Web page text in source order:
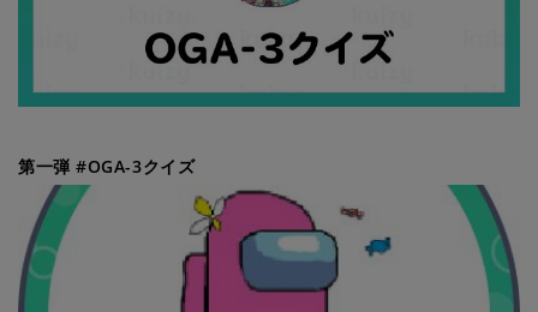
第一弾 #OGA-3クイズ